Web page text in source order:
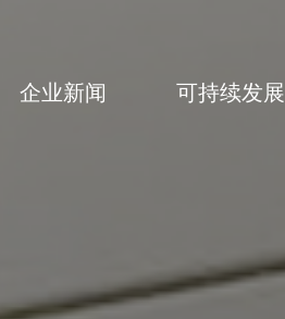
企业新闻 可持续发展